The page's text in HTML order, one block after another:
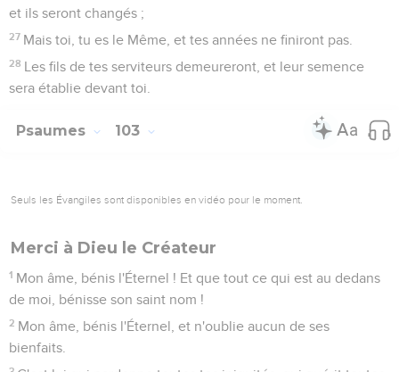
et ils seront changés ;
27 Mais toi, tu es le Même, et tes années ne finiront pas.
28 Les fils de tes serviteurs demeureront, et leur semence
sera établie devant toi.
Psaumes 103
Seuls les Évangiles sont disponibles en vidéo pour le moment.
Merci à Dieu le Créateur
1 Mon âme, bénis l'Éternel ! Et que tout ce qui est au dedans
de moi, bénisse son saint nom !
2 Mon âme, bénis l'Éternel, et n'oublie aucun de ses
bienfaits.